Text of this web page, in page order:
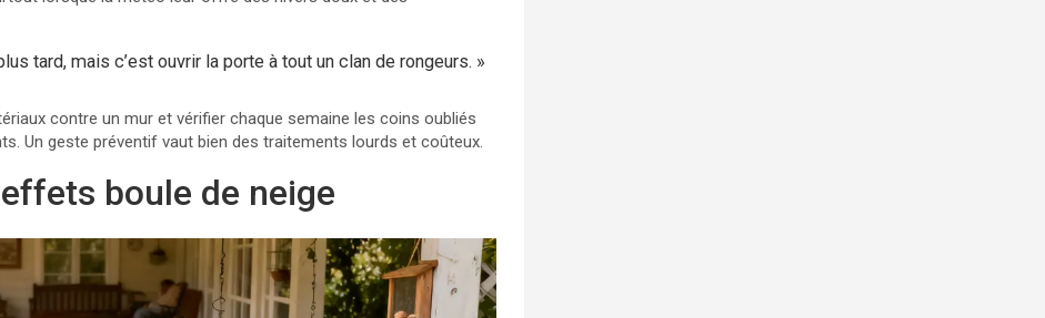
tard, mais c’est ouvrir la porte à tout un clan de rongeurs. »
contre un mur et vérifier chaque semaine les coins oubliés
Un geste préventif vaut bien des traitements lourds et coûteux.
boule de neige